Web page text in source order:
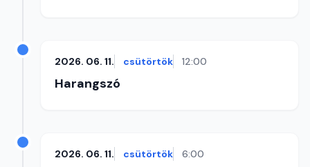
2026. 06. 11. csütörtök 12:00
Harangszó
2026. 06. 11. csütörtök 6:00